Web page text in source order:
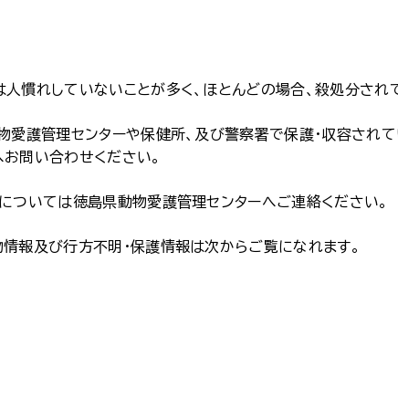
慣れしていないことが多く、ほとんどの場合、殺処分され
愛護管理センターや保健所、及び警察署で保護・収容され
問い合わせください。
ついては徳島県動物愛護管理センターへご連絡ください。
報及び行方不明・保護情報は次からご覧になれます。